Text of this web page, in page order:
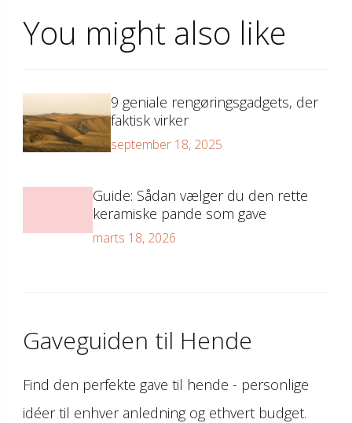
You might also like
september 18, 2025
9 geniale rengøringsgadgets, der
faktisk virker
marts 18, 2026
Guide: Sådan vælger du den rette
keramiske pande som gave
Gaveguiden til Hende
Find den perfekte gave til hende - personlige
idéer til enhver anledning og ethvert budget.